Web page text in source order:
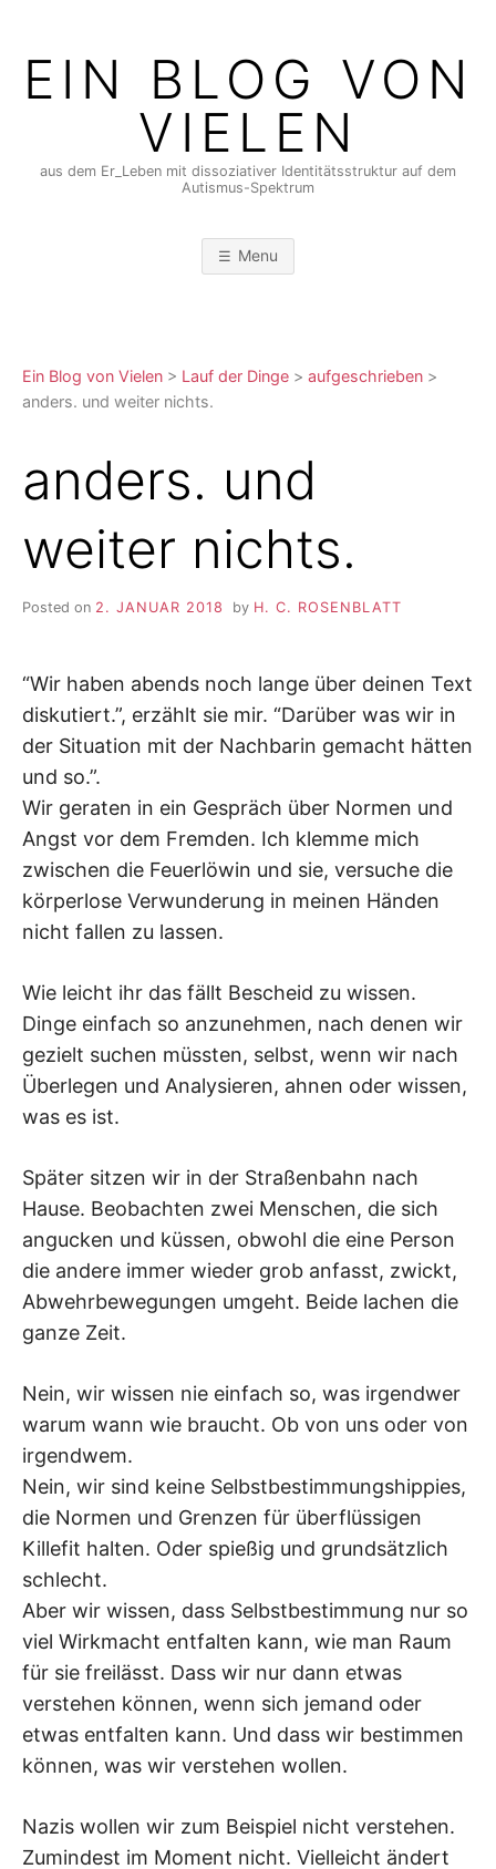
contentEIN BLOG VON
VIELEN
aus dem Er_Leben mit dissoziativer Identitätsstruktur auf dem
Autismus-Spektrum
Menu
Ein Blog von Vielen > Lauf der Dinge > aufgeschrieben >
anders. und weiter nichts.
anders. und
weiter nichts.
Posted on 2. JANUAR 2018 by H. C. ROSENBLATT
“Wir haben abends noch lange über deinen Text
diskutiert.”, erzählt sie mir. “Darüber was wir in
der Situation mit der Nachbarin gemacht hätten
und so.”.
Wir geraten in ein Gespräch über Normen und
Angst vor dem Fremden. Ich klemme mich
zwischen die Feuerlöwin und sie, versuche die
körperlose Verwunderung in meinen Händen
nicht fallen zu lassen.
Wie leicht ihr das fällt Bescheid zu wissen.
Dinge einfach so anzunehmen, nach denen wir
gezielt suchen müssten, selbst, wenn wir nach
Überlegen und Analysieren, ahnen oder wissen,
was es ist.
Später sitzen wir in der Straßenbahn nach
Hause. Beobachten zwei Menschen, die sich
angucken und küssen, obwohl die eine Person
die andere immer wieder grob anfasst, zwickt,
Abwehrbewegungen umgeht. Beide lachen die
ganze Zeit.
Nein, wir wissen nie einfach so, was irgendwer
warum wann wie braucht. Ob von uns oder von
irgendwem.
Nein, wir sind keine Selbstbestimmungshippies,
die Normen und Grenzen für überflüssigen
Killefit halten. Oder spießig und grundsätzlich
schlecht.
Aber wir wissen, dass Selbstbestimmung nur so
viel Wirkmacht entfalten kann, wie man Raum
für sie freilässt. Dass wir nur dann etwas
verstehen können, wenn sich jemand oder
etwas entfalten kann. Und dass wir bestimmen
können, was wir verstehen wollen.
Nazis wollen wir zum Beispiel nicht verstehen.
Zumindest im Moment nicht. Vielleicht ändert